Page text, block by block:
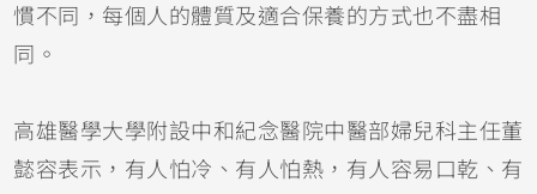
慣不同，每個人的體質及適合保養的方式也不盡相
同。
高雄醫學大學附設中和紀念醫院中醫部婦兒科主任董
懿容表示，有人怕冷、有人怕熱，有人容易口乾、有